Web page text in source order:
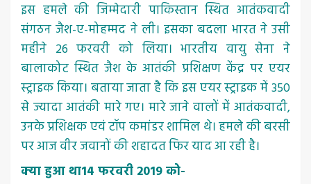
इस हमले की जिम्मेदारी पाकिस्तान स्थित आतंकवादी
संगठन जैश-ए-मोहम्मद ने ली। इसका बदला भारत ने उसी
महीने 26 फरवरी को लिया। भारतीय वायु सेना ने
बालाकोट स्थित जैश के आतंकी प्रशिक्षण केंद्र पर एयर
स्ट्राइक किया। बताया जाता है कि इस एयर स्ट्राइक में 350
से ज्यादा आतंकी मारे गए। मारे जाने वालों में आतंकवादी,
उनके प्रशिक्षक एवं टॉप कमांडर शामिल थे। हमले की बरसी
पर आज वीर जवानों की शहादत फिर याद आ रही है।
क्या हुआ था14 फरवरी 2019 को-